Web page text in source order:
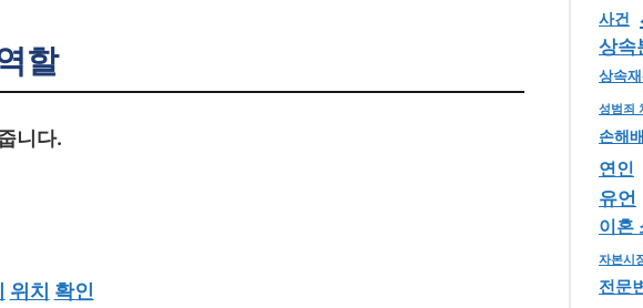
할
니다.
위치 확인
사건
상속
상속
성범죄
손해
연인
유언
이혼
자본시
전문